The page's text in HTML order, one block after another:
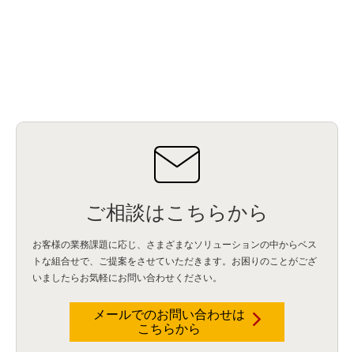
ご相談はこちらから
お客様の業務課題に応じ、さまざまなソリューションの中からベス
トな組合せで、
ご提案をさせていただきます。お困りのことがござ
いましたらお気軽にお問い合わせください。
メールでのお問い合わせは
こちらから